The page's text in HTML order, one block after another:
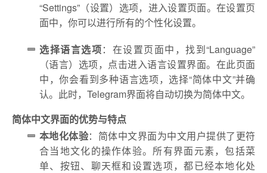
“Settings”（设置）选项，进入设置页面。在设置页
面中，你可以进行所有的个性化设置。
选择语言选项：在设置页面中，找到“Language”
（语言）选项，点击进入语言设置界面。在此页面
中，你会看到多种语言选项，选择“简体中文”并确
认。此时，Telegram界面将自动切换为简体中文。
简体中文界面的优势与特点
本地化体验：简体中文界面为中文用户提供了更符
合当地文化的操作体验。所有界面元素，包括菜
单、按钮、聊天框和设置选项，都已经本地化处